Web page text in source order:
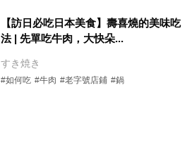
【訪日必吃日本美食】壽喜燒的美味吃
法 | 先單吃牛肉，大快朵...
すき焼き
#如何吃 #牛肉 #老字號店鋪 #鍋